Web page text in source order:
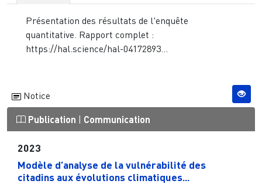
Présentation des résultats de l'enquête
quantitative. Rapport complet :
https://hal.science/hal-04172893...
Notice
Publication | Communication
2023
Modèle d’analyse de la vulnérabilité des
citadins aux évolutions climatiques...